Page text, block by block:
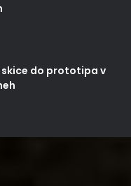
skice do prototipa v